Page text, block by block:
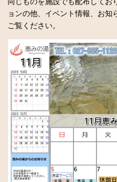
ョンの他、イベント情報、お
ご覧ください。